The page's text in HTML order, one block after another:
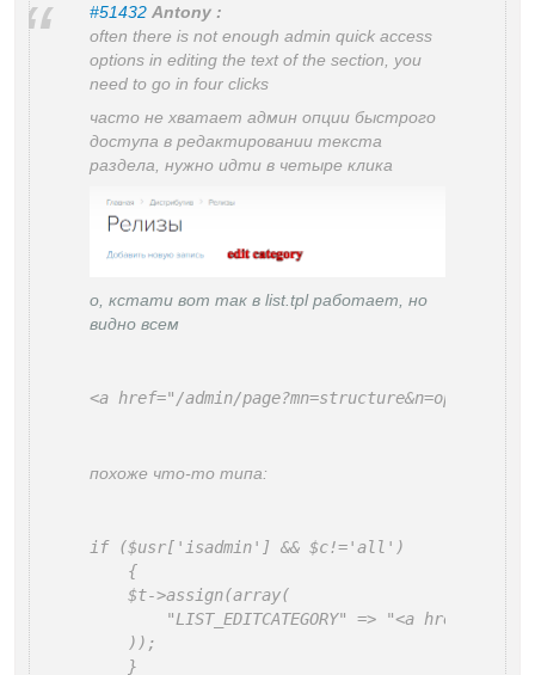
#51432 Antony :
often there is not enough admin quick access
options in editing the text of the section, you
need to go in four clicks
часто не хватает админ опции быстрого
доступа в редактировании текста
раздела, нужно идти в четыре клика
о, кстати вот так в list.tpl работает, но
видно всем
<a href="/admin/
похоже что-то типа:
if ($usr['isadmin'] && $c!='all')
{
$t->assign(array(
"LIST_EDITCATEGORY" => "<a
));
}